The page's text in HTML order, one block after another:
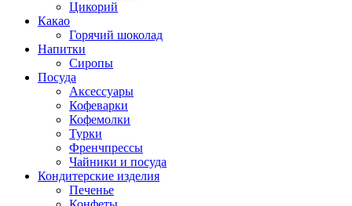
Цикорий
Какао
Горячий шоколад
Напитки
Сиропы
Посуда
Аксессуары
Кофеварки
Кофемолки
Турки
Френчпрессы
Чайники и посуда
Кондитерские изделия
Печенье